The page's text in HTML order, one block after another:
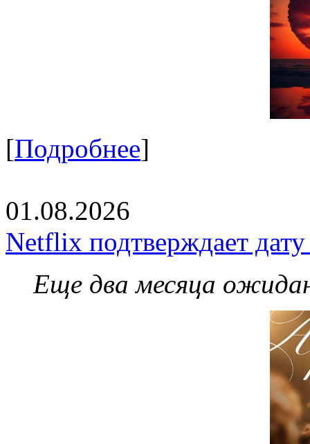
[Подробнее]
01.08.2026
Netflix подтверждает
Еще два месяца